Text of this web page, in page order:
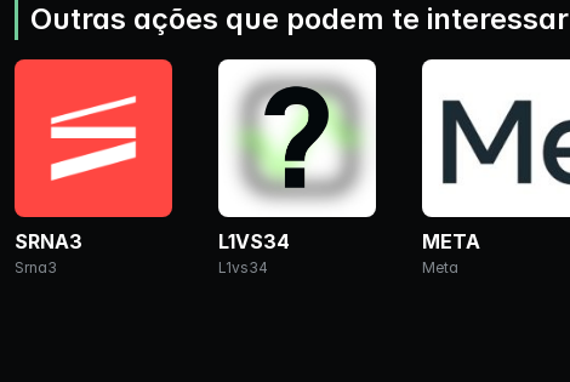
Outras ações que podem te interessar
SRNA3
Srna3
L1VS34
L1vs34
META
Meta